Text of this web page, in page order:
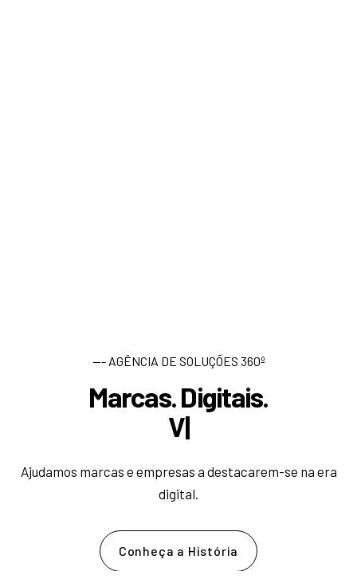
--- AGÊNCIA DE SOLUÇÕES 360º
Marcas. Digitais.
De
Ajudamos marcas e empresas a destacarem-se na era
digital.
Conheça a História